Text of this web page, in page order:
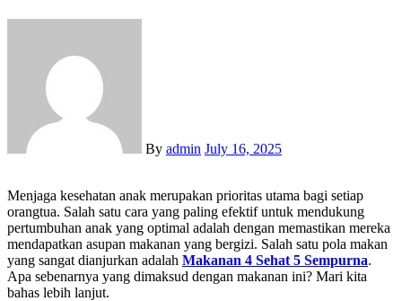
By admin July 16, 2025
Menjaga kesehatan anak merupakan prioritas utama bagi setiap
orangtua. Salah satu cara yang paling efektif untuk mendukung
pertumbuhan anak yang optimal adalah dengan memastikan mereka
mendapatkan asupan makanan yang bergizi. Salah satu pola makan
yang sangat dianjurkan adalah Makanan 4 Sehat 5 Sempurna.
Apa sebenarnya yang dimaksud dengan makanan ini? Mari kita
bahas lebih lanjut.